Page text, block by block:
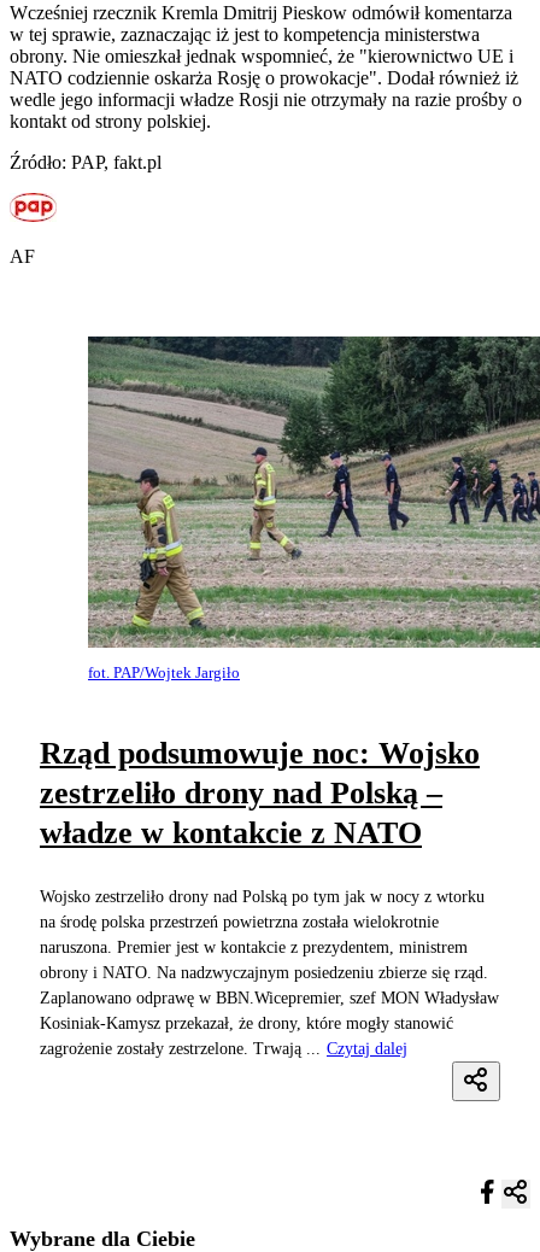
Wcześniej rzecznik Kremla Dmitrij Pieskow odmówił komentarza
w tej sprawie, zaznaczając iż jest to kompetencja ministerstwa
obrony. Nie omieszkał jednak wspomnieć, że "kierownictwo UE i
NATO codziennie oskarża Rosję o prowokacje". Dodał również iż
wedle jego informacji władze Rosji nie otrzymały na razie prośby o
kontakt od strony polskiej.
Źródło: PAP, fakt.pl
AF
fot. PAP/Wojtek Jargiło
Rząd podsumowuje noc: Wojsko
zestrzeliło drony nad Polską –
władze w kontakcie z NATO
Wojsko zestrzeliło drony nad Polską po tym jak w nocy z wtorku
na środę polska przestrzeń powietrzna została wielokrotnie
naruszona. Premier jest w kontakcie z prezydentem, ministrem
obrony i NATO. Na nadzwyczajnym posiedzeniu zbierze się rząd.
Zaplanowano odprawę w BBN.Wicepremier, szef MON Władysław
Kosiniak-Kamysz przekazał, że drony, które mogły stanowić
zagrożenie zostały zestrzelone. Trwają ...
Czytaj dalej
Wybrane dla Ciebie